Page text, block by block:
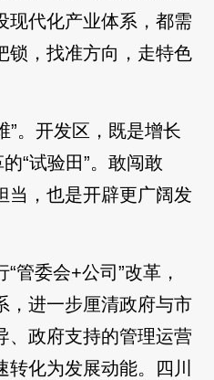
现代化产业体系，都需
锁，找准方向，走特色
”。开发区，既是增长
“试验田”。敢闯敢
当，也是开辟更广阔发
管委会+公司”改革，
，进一步厘清政府与市
、政府支持的管理运营
化为发展动能。四川